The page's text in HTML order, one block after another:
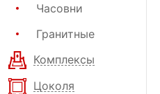
Часовни
Гранитные
Комплексы
Цоколя